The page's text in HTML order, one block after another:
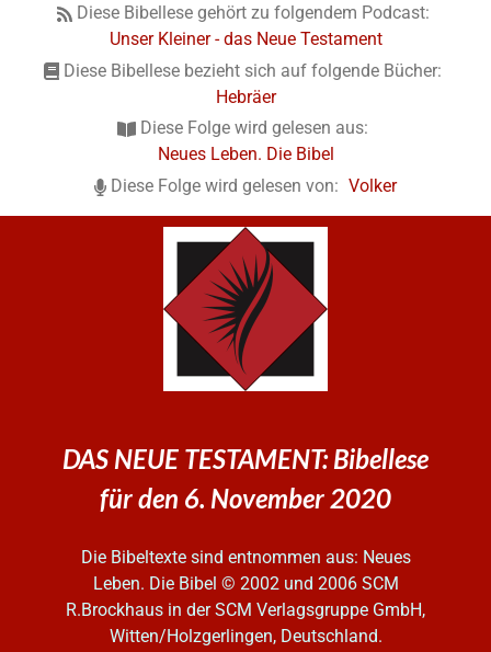
Diese Bibellese gehört zu folgendem Podcast:
Unser Kleiner - das Neue Testament
Diese Bibellese bezieht sich auf folgende Bücher:
Hebräer
Diese Folge wird gelesen aus:
Neues Leben. Die Bibel
Diese Folge wird gelesen von: Volker
DAS NEUE TESTAMENT: Bibellese
für den 6. November 2020
Die Bibeltexte sind entnommen aus: Neues
Leben. Die Bibel © 2002 und 2006 SCM
R.Brockhaus in der SCM Verlagsgruppe GmbH,
Witten/Holzgerlingen, Deutschland.